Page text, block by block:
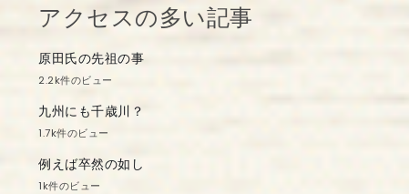
アクセスの多い記事
原田氏の先祖の事
2.2k件のビュー
九州にも千歳川？
1.7k件のビュー
例えば卒然の如し
1k件のビュー